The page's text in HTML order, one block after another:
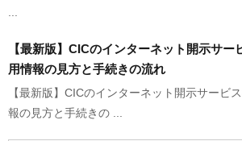
【最新版】CICのインターネット開示サー
用情報の見方と手続きの流れ
【最新版】CICのインターネット開示サービ
報の見方と手続きの ...